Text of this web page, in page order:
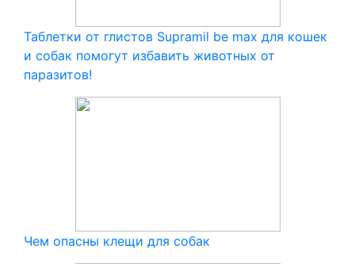
Таблетки от глистов Supramil be max для кошек
и собак помогут избавить животных от
паразитов!
Чем опасны клещи для собак